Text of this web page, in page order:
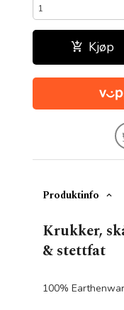
Kjøp
Produktinfo
Krukker,
& stettfat
100%